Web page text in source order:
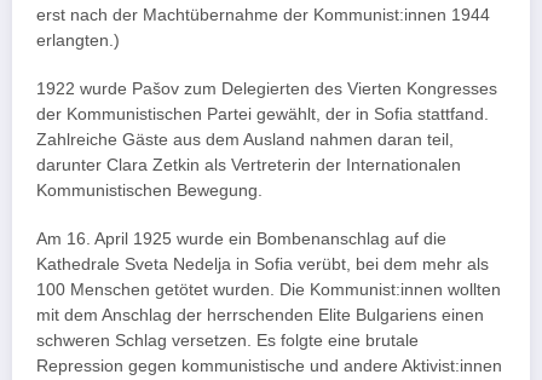
erst nach der Machtübernahme der Kommunist:innen 1944
erlangten.)
1922 wurde Pašov zum Delegierten des Vierten Kongresses
der Kommunistischen Partei gewählt, der in Sofia stattfand.
Zahlreiche Gäste aus dem Ausland nahmen daran teil,
darunter Clara Zetkin als Vertreterin der Internationalen
Kommunistischen Bewegung.
Am 16. April 1925 wurde ein Bombenanschlag auf die
Kathedrale Sveta Nedelja in Sofia verübt, bei dem mehr als
100 Menschen getötet wurden. Die Kommunist:innen wollten
mit dem Anschlag der herrschenden Elite Bulgariens einen
schweren Schlag versetzen. Es folgte eine brutale
Repression gegen kommunistische und andere Aktivist:innen